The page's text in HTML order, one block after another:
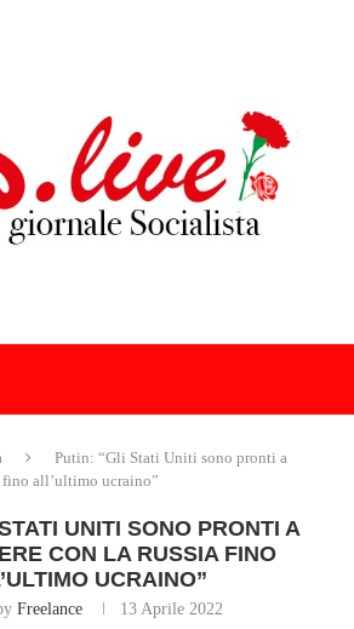
Putin: “Gli Stati Uniti sono pronti a
fino all’ultimo ucraino”
UNITI SONO PRONTI A
CON LA RUSSIA FINO
UCRAINO”
Freelance 13 Aprile 2022